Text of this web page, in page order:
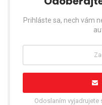
Prihláste sa, nech vám
Odoslaním